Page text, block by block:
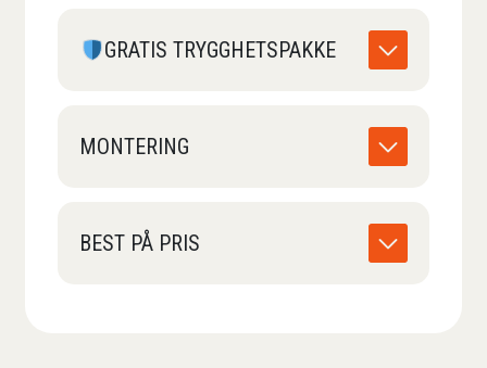
GRATIS TRYGGHETSPAKKE
MONTERING
BEST PÅ PRIS